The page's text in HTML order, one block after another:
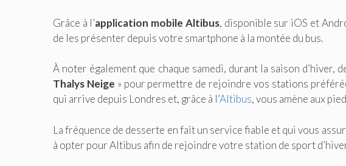
Grâce à l’application mobile Altibus, disponible sur iOS et
de les présenter depuis votre smartphone à la montée du bus.
À noter également que chaque samedi, durant la saison d’hiver,
Thalys Neige » pour permettre de rejoindre vos stations
qui arrive depuis Londres et, grâce à l’Altibus, vous amène aux
La fréquence de desserte en fait un service fiable et qui vous
à opter pour Altibus afin de rejoindre votre station de sport